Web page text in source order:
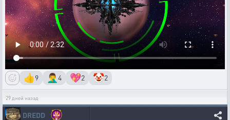
👍9 🤦‍♂️ 4 💖2 🤡2
29 дней назад
DREDD